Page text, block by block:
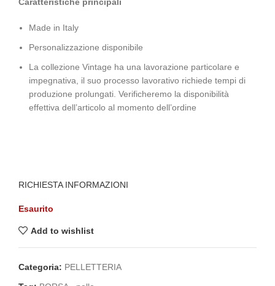
Made in Italy
Personalizzazione disponibile
La collezione Vintage ha una lavorazione particolare e
impegnativa, il suo processo lavorativo richiede tempi di
produzione prolungati. Verificheremo la disponibilità
effettiva dell’articolo al momento dell’ordine
RICHIESTA INFORMAZIONI
Esaurito
Add to wishlist
Categoria: PELLETTERIA